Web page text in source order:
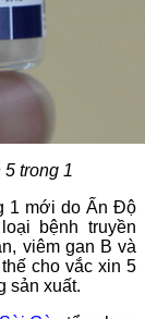
trong 1
1 mới do Ấn Độ
bệnh truyền
viêm gan B và
cho vắc xin 5
sản xuất.